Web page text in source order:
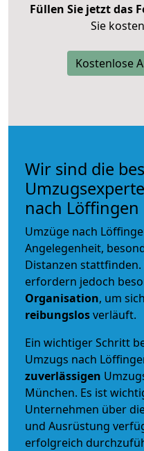
Füllen Sie jetzt das
Sie
Kostenlose
Wir sind die
nach Löffingen
Umzüge nach
Angelegenheit,
Distanzen
erfordern jedoch
Organisation, um
reibungslosverläuft.
Ein wichtiger Schritt
Umzugs nach
zuverlässigen
München. Es ist
Unternehmen über
und Ausrüstung
erfolgreich